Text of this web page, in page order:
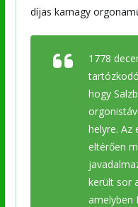
díjas karnagy
1778
hogy
helyre. Az
eltérően
került sor
amelyben